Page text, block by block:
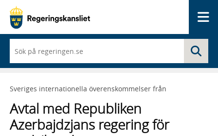
du
börjar
skriva
framträder
lista
med
sökförslag
Sveriges internationella överenskommelser från
Avtal med Republiken
Azerbajdzjans regering för